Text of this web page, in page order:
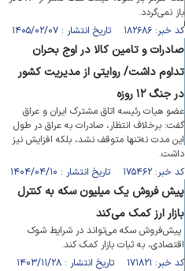
باز نمی‌گردد.
کد خبر: ۱۸۲۶۸۶ تاریخ انتشار : ۱۴۰۵/۰۲/۰۷
صادرات و تامین کالا در اوج بحران
تداوم داشت/ روایتی از مدیریت کشور
در جنگ ۱۲ روزه
عضو هیات رئیسه اتاق مشترک ایران و عراق
گفت: برخلاف انتظار، صادرات به عراق در طول
این مدت نه‌تنها متوقف نشد، بلکه افزایش نیز
داشت.
کد خبر: ۱۷۵۴۶۲ تاریخ انتشار : ۱۴۰۴/۰۴/۱۰
پیش فروش یک میلیون سکه به کنترل
بازار ارز کمک می‌کند
پیش‌فروش سکه می‌تواند در شرایط شوک
اقتصادی، به ثبات بازار کمک کند.
کد خبر: ۱۷۱۸۲۱ تاریخ انتشار : ۱۴۰۳/۱۱/۲۸